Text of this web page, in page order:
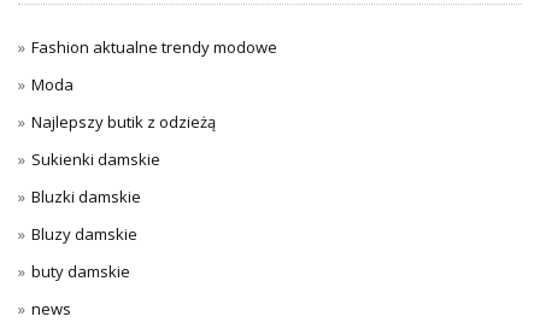
Fashion aktualne trendy modowe
Moda
Najlepszy butik z odzieżą
Sukienki damskie
Bluzki damskie
Bluzy damskie
buty damskie
news